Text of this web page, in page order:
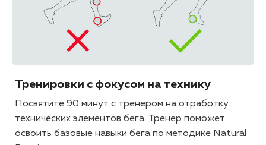
Тренировки с фокусом на технику
Посвятите 90 минут с тренером на отработку
технических элементов бега. Тренер поможет
освоить базовые навыки бега по методике Natural